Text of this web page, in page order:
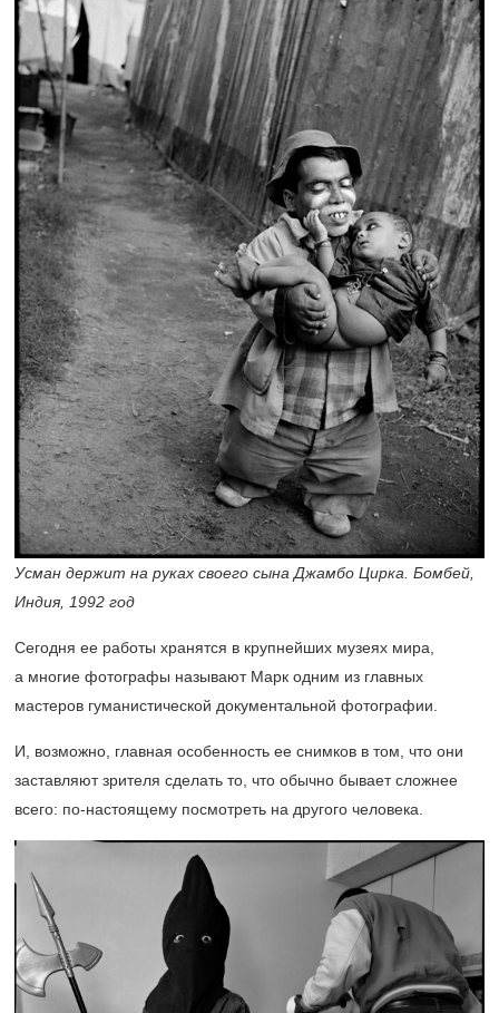
Усман держит на руках своего сына Джамбо Цирка. Бомбей,
Индия, 1992 год
Сегодня ее работы хранятся в крупнейших музеях мира,
а многие фотографы называют Марк одним из главных
мастеров гуманистической документальной фотографии.
И, возможно, главная особенность ее снимков в том, что они
заставляют зрителя сделать то, что обычно бывает сложнее
всего: по-настоящему посмотреть на другого человека.